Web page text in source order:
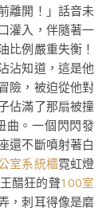
離開！」話音未
灌入，伴隨著一
比例嚴重失衡！
沾知道，這是他
險，被迫從他對
佔滿了那扇被撞
曲。一個閃閃發
還不斷噴射著白
室系統櫃霓虹燈
醋狂的聲100室
，刺耳得像是磨